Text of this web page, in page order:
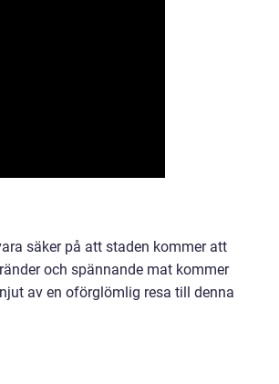
säker på att staden kommer att
och spännande mat kommer
av en oförglömlig resa till denna